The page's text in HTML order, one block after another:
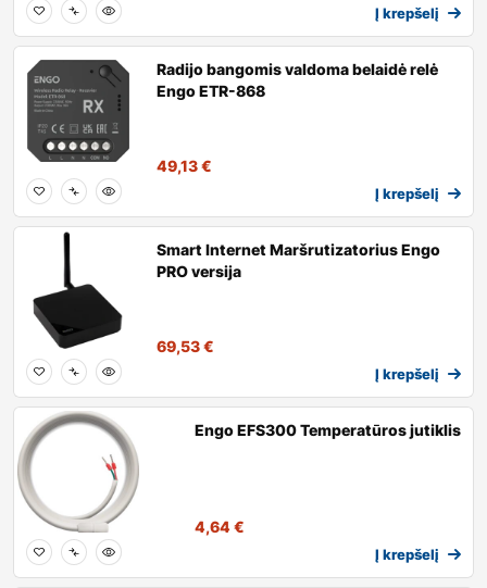
Į krepšelį
Radijo bangomis valdoma belaidė relė
Engo ETR-868
49,13€
Į krepšelį
Smart Internet Maršrutizatorius Engo
PRO versija
69,53€
Į krepšelį
Engo EFS300 Temperatūros jutiklis
4,64€
Į krepšelį